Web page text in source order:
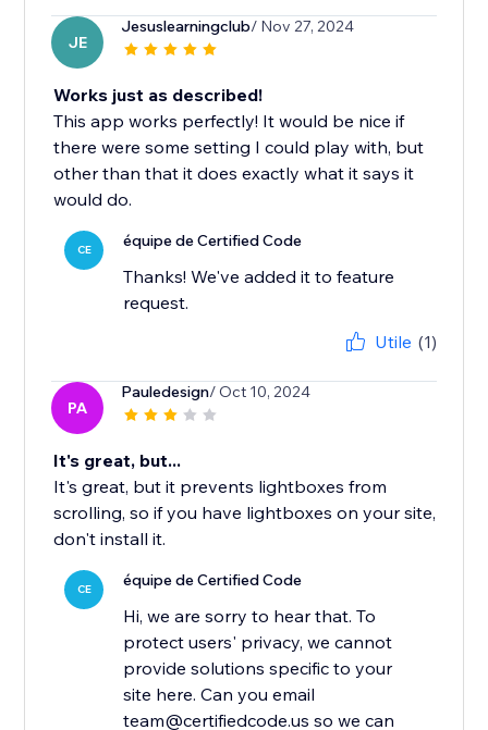
JE
Jesuslearningclub/ Nov 27, 2024
Works just as described!
This app works perfectly! It would be nice if
there were some setting I could play with, but
other than that it does exactly what it says it
would do.
CE équipe de Certified Code
Thanks! We've added it to feature
request.
Utile (1)
PA
Pauledesign/ Oct 10, 2024
It's great, but...
It's great, but it prevents lightboxes from
scrolling, so if you have lightboxes on your site,
don't install it.
CE équipe de Certified Code
Hi, we are sorry to hear that. To
protect users' privacy, we cannot
provide solutions specific to your
site here. Can you email
team@certifiedcode.us so we can